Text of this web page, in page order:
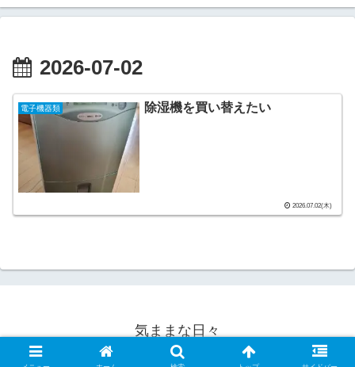
2026-07-02
電子機器類 除湿機を買い替えたい
2026.07.02(木)
気ままな日々
© 2005 気ままな日々.